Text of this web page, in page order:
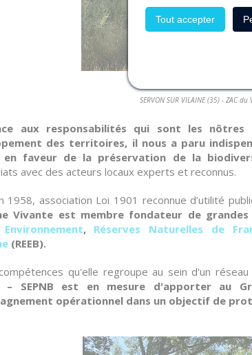
SERVON SUR VILAINE (35) - ZAC
aux responsabilités qui sont les
des territoires, il nous a paru
en faveur de la préservation de la
avec des acteurs locaux experts et reconnus.
1958, association Loi 1901 reconnue d’utilité
Vivante est membre fondateur de
, Réserves Naturelles de
(REEB).
qu'elle regroupe au sein d'un
– SEPNB est en mesure d'apporter au
opérationnel dans un objectif de
Tout accepter